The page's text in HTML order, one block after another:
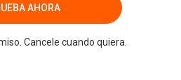
AHORA
Cancele cuando quiera.